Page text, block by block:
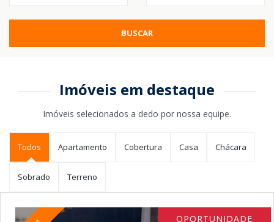
BUSCAR
Imóveis em destaque
Imóveis selecionados a dedo por nossa equipe.
Todos Apartamento Cobertura Casa Chácara
Sobrado Terreno
OPORTUNIDADE